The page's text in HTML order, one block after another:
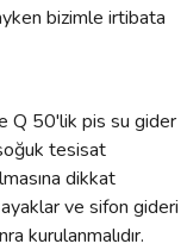
bizimle irtibata
Q 50'lik pis su gider
tesisat
dikkat
ve sifon gideri
kurulanmalıdır.